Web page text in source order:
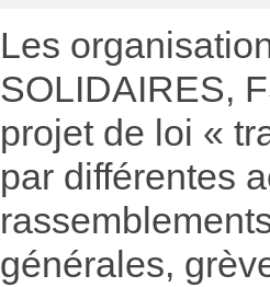
Les
SOLIDAIRES,
projet de loi «
par différentes
générales,